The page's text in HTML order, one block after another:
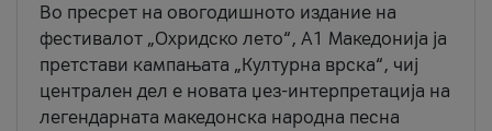
Во пресрет на овогодишното издание на
фестивалот „Охридско лето“, А1 Македонија ја
претстави кампањата „Културна врска“, чиј
централен дел е новата џез-интерпретација на
легендарната македонска народна песна